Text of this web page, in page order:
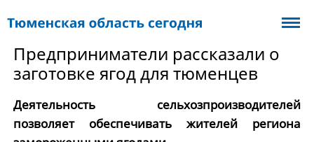
Предприниматели рассказали о
заготовке ягод для тюменцев
Деятельность сельхозпроизводителей
позволяет обеспечивать жителей региона